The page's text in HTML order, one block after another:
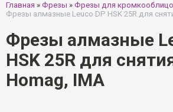
Главная » Фрезы » Фрезы для
Фрезы алмазные Leuco DP HSK 25R для
Фрезы алмазные
HSK 25R для
Homag, IMA